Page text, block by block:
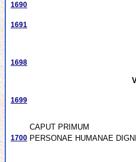
1690
1691
1698
1699
CAPUT PRIMUM
1700 PERSONAE HUMANAE